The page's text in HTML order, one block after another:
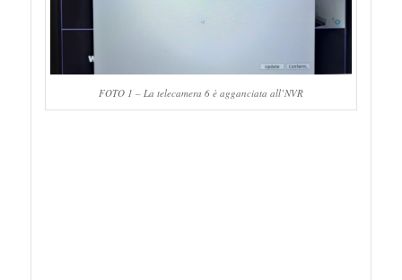
FOTO 1 – La telecamera 6 è agganciata all’NVR